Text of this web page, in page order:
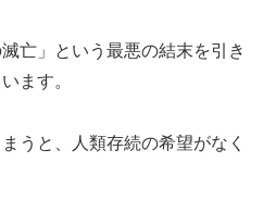
亡」という最悪の結末を引き
ます。
うと、人類存続の希望がなく